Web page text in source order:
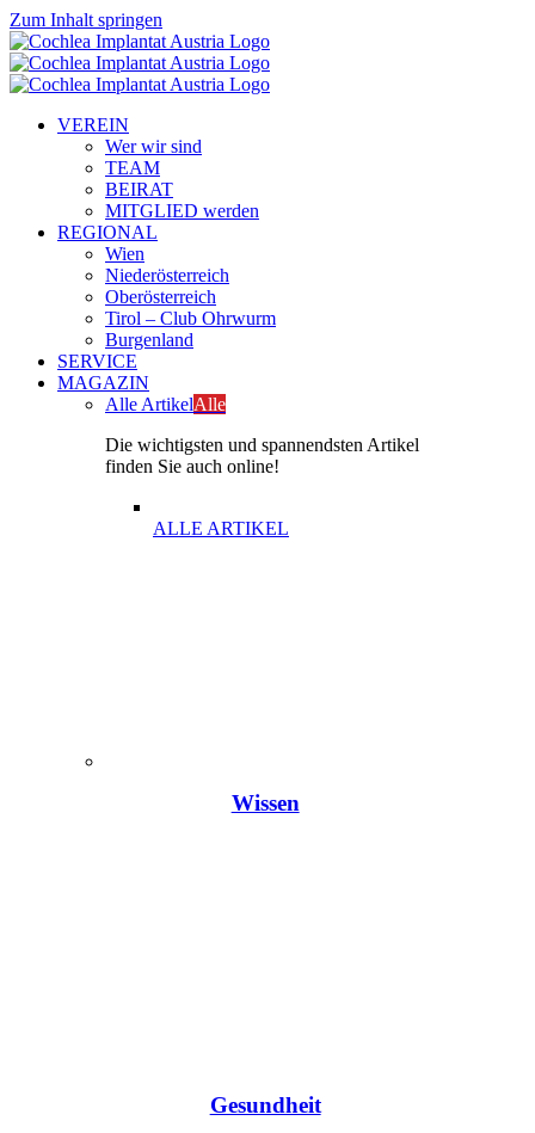
Zum Inhalt springen
VEREIN
Wer wir sind
TEAM
BEIRAT
MITGLIED werden
REGIONAL
Wien
Niederösterreich
Oberösterreich
Tirol – Club Ohrwurm
Burgenland
SERVICE
MAGAZIN
Alle ArtikelAlle
Die wichtigsten und spannendsten Artikel
finden Sie auch online!
ALLE ARTIKEL
Wissen
Gesundheit